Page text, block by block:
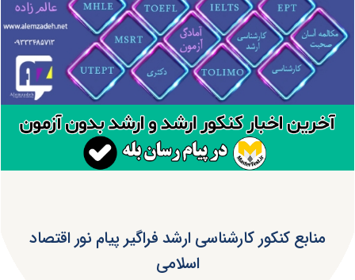
منابع کنکور کارشناسی ارشد فراگیر پیام نور اقتصاد
اسلامی